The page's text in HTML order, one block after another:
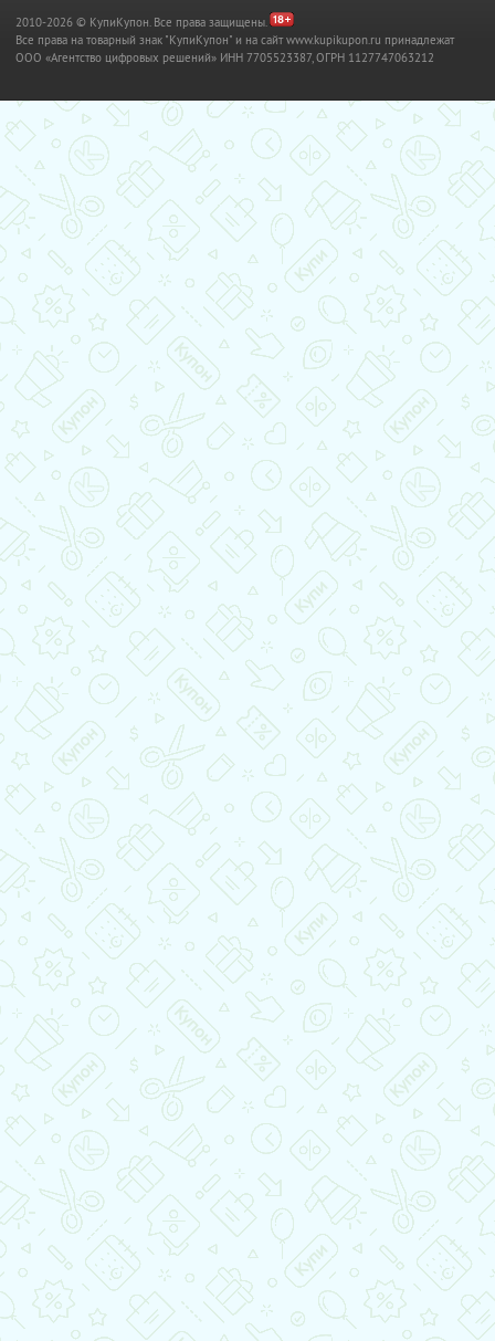
2010-2026 © КупиКупон. Все права защищены.
Все права на товарный знак "КупиКупон" и на сайт www.kupikupon.ru принадлежат
OOO «Агентство цифровых решений» ИНН 7705523387, ОГРН 1127747063212